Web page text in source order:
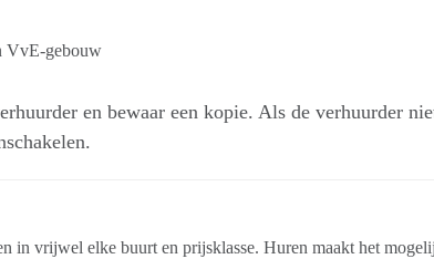
VvE-gebouw
en bewaar een kopie. Als de verhuurder
in vrijwel elke buurt en prijsklasse. Huren maakt het